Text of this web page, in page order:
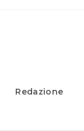
Redazione